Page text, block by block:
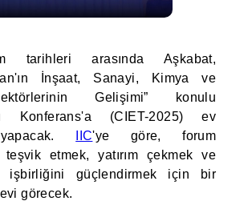
tarihleri arasında Aşkabat,
İnşaat, Sanayi, Kimya ve
Gelişimi” konulu
Konferans'a (CIET-2025) ev
IIC'ye göre, forum
teşvik etmek, yatırım çekmek ve
işbirliğini güçlendirmek için bir
görecek.